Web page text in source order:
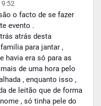
o facto de se fazer
evento .
atrás desta
para jantar ,
havia era só para as
de uma hora pelo
, enquanto isso ,
de leitão que de forma
, só tinha pele do